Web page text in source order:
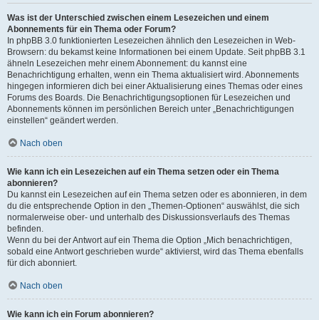
Was ist der Unterschied zwischen einem Lesezeichen und einem
Abonnements für ein Thema oder Forum?
In phpBB 3.0 funktionierten Lesezeichen ähnlich den Lesezeichen in Web-
Browsern: du bekamst keine Informationen bei einem Update. Seit phpBB 3.1
ähneln Lesezeichen mehr einem Abonnement: du kannst eine
Benachrichtigung erhalten, wenn ein Thema aktualisiert wird. Abonnements
hingegen informieren dich bei einer Aktualisierung eines Themas oder eines
Forums des Boards. Die Benachrichtigungsoptionen für Lesezeichen und
Abonnements können im persönlichen Bereich unter „Benachrichtigungen
einstellen“ geändert werden.
Nach oben
Wie kann ich ein Lesezeichen auf ein Thema setzen oder ein Thema
abonnieren?
Du kannst ein Lesezeichen auf ein Thema setzen oder es abonnieren, in dem
du die entsprechende Option in den „Themen-Optionen“ auswählst, die sich
normalerweise ober- und unterhalb des Diskussionsverlaufs des Themas
befinden.
Wenn du bei der Antwort auf ein Thema die Option „Mich benachrichtigen,
sobald eine Antwort geschrieben wurde“ aktivierst, wird das Thema ebenfalls
für dich abonniert.
Nach oben
Wie kann ich ein Forum abonnieren?